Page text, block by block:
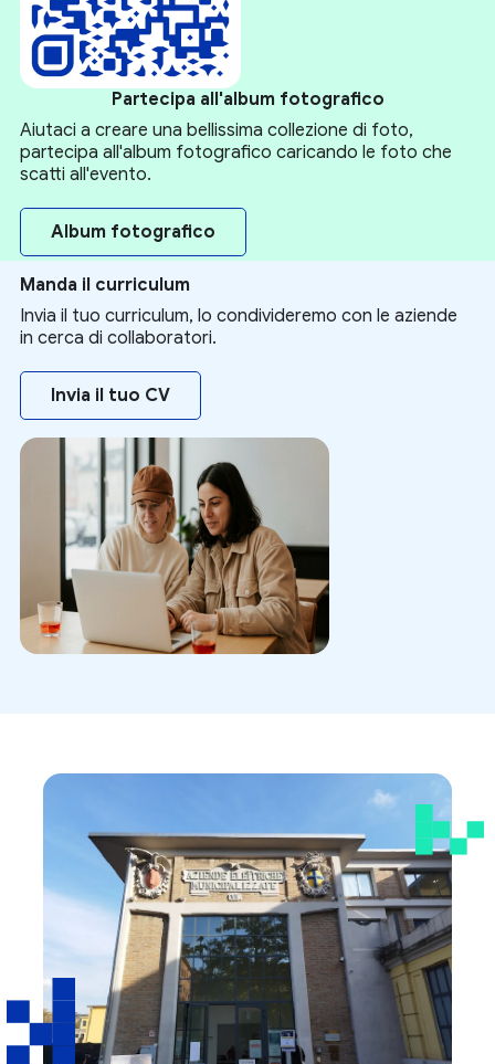
Partecipa all'album fotografico
Aiutaci a creare una bellissima collezione di foto,
partecipa all'album fotografico caricando le foto che
scatti all'evento.
Album fotografico
Manda il curriculum
Invia il tuo curriculum, lo condivideremo con le aziende
in cerca di collaboratori.
Invia il tuo CV